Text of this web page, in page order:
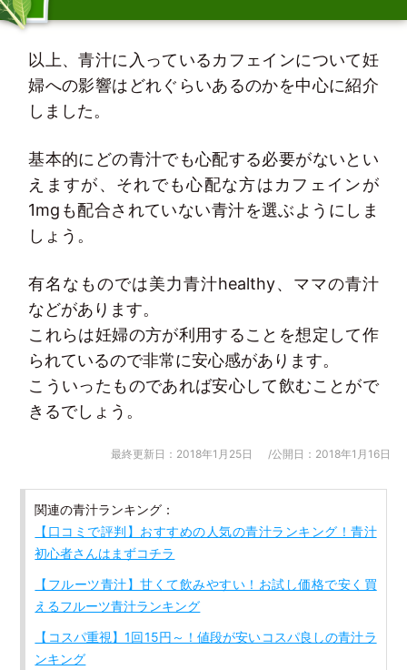
以上、青汁に入っているカフェインについて妊
婦への影響はどれぐらいあるのかを中心に紹介
しました。
基本的にどの青汁でも心配する必要がないとい
えますが、それでも心配な方はカフェインが
1mgも配合されていない青汁を選ぶようにしま
しょう。
有名なものでは美力青汁healthy、ママの青汁
などがあります。
これらは妊婦の方が利用することを想定して作
られているので非常に安心感があります。
こういったものであれば安心して飲むことがで
きるでしょう。
最終更新日：2018年1月25日 /公開日：2018年1月16日
関連の青汁ランキング：
【口コミで評判】おすすめの人気の青汁ランキング！青汁
初心者さんはまずコチラ
【フルーツ青汁】甘くて飲みやすい！お試し価格で安く買
えるフルーツ青汁ランキング
【コスパ重視】1回15円～！値段が安いコスパ良しの青汁ラ
ンキング